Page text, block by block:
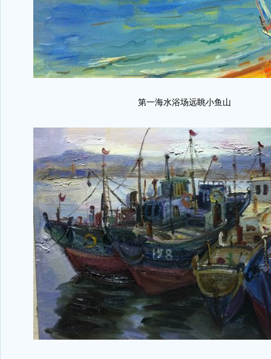
第一海水浴场远眺小鱼山